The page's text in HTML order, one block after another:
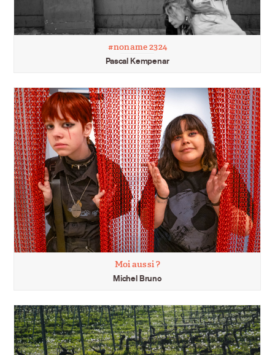
#noname 2324
Pascal Kempenar
Moi aussi ?
Michel Bruno